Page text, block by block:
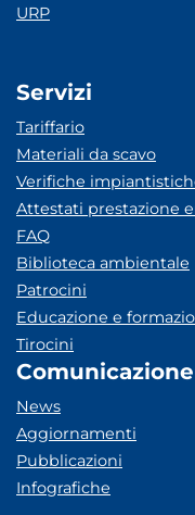
URP
Servizi
Tariffario
Materiali da scavo
Verifiche
Attestati prestazione
FAQ
Biblioteca ambientale
Patrocini
Educazione e
Tirocini
Comunicazione
News
Aggiornamenti
Pubblicazioni
Infografiche